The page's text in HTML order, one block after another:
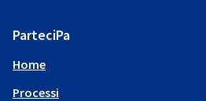
ParteciPa
Home
Processi